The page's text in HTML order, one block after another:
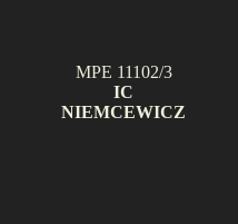
MPE 11102/3
IC
NIEMCEWICZ